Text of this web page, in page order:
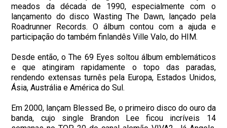
meados da década de 1990, especialmente com o
lançamento do disco Wasting The Dawn, lançado pela
Roadrunner Records. O álbum contou com a ajuda e
participação do também finlandês Ville Valo, do HIM.
Desde então, o The 69 Eyes soltou álbum emblemáticos
e que atingiram rapidamente o topo das paradas,
rendendo extensas turnês pela Europa, Estados Unidos,
Ásia, Austrália e América do Sul.
Em 2000, lançam Blessed Be, o primeiro disco do ouro da
banda, cujo single Brandon Lee ficou incríveis 14